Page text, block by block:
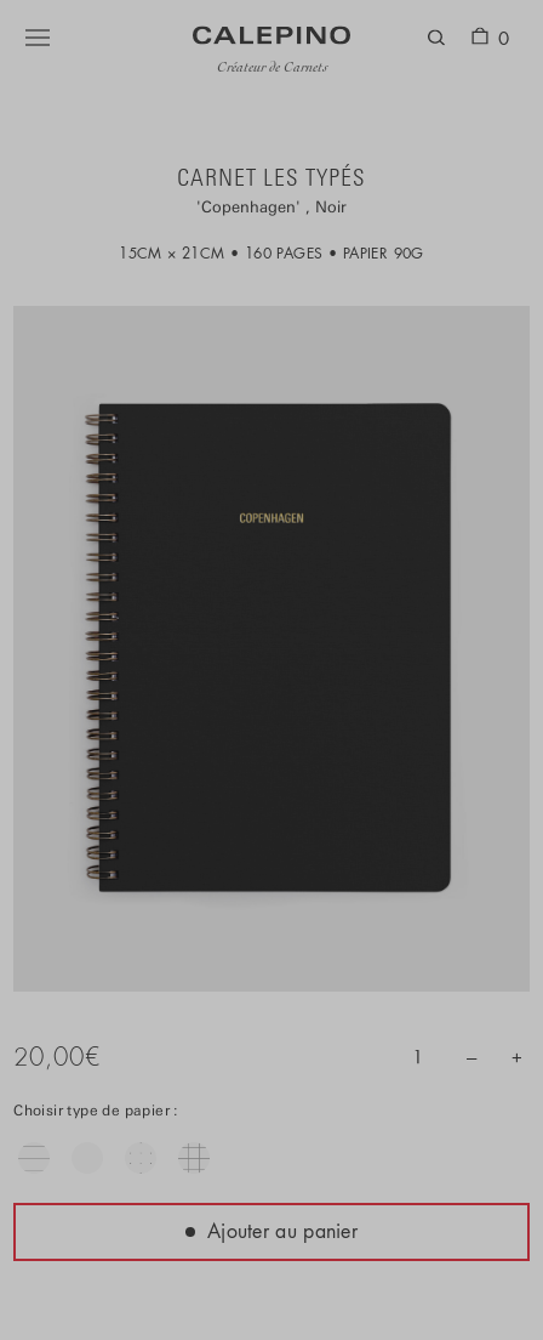
Créateur de Carnets
0
CARNET LES TYPÉS
Copenhagen Noir
15CM × 21CM 160 PAGES PAPIER 90G
20,00€ 1 – +
Choisir type de papier :
Ajouter au panier